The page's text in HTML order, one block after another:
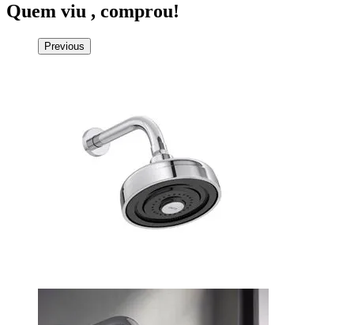
Quem viu , comprou!
Previous